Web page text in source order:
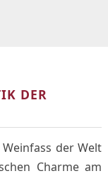
DER
der Welt
Charme am